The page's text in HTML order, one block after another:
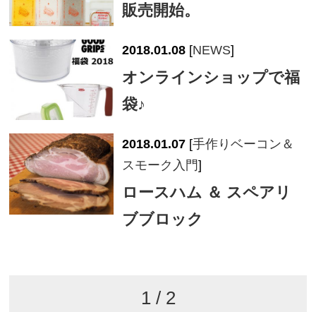
販売開始。
2018.01.08 [NEWS]
オンラインショップで福
袋♪
2018.01.07 [手作りベーコン＆
スモーク入門]
ロースハム ＆ スペアリ
ブブロック
1 / 2